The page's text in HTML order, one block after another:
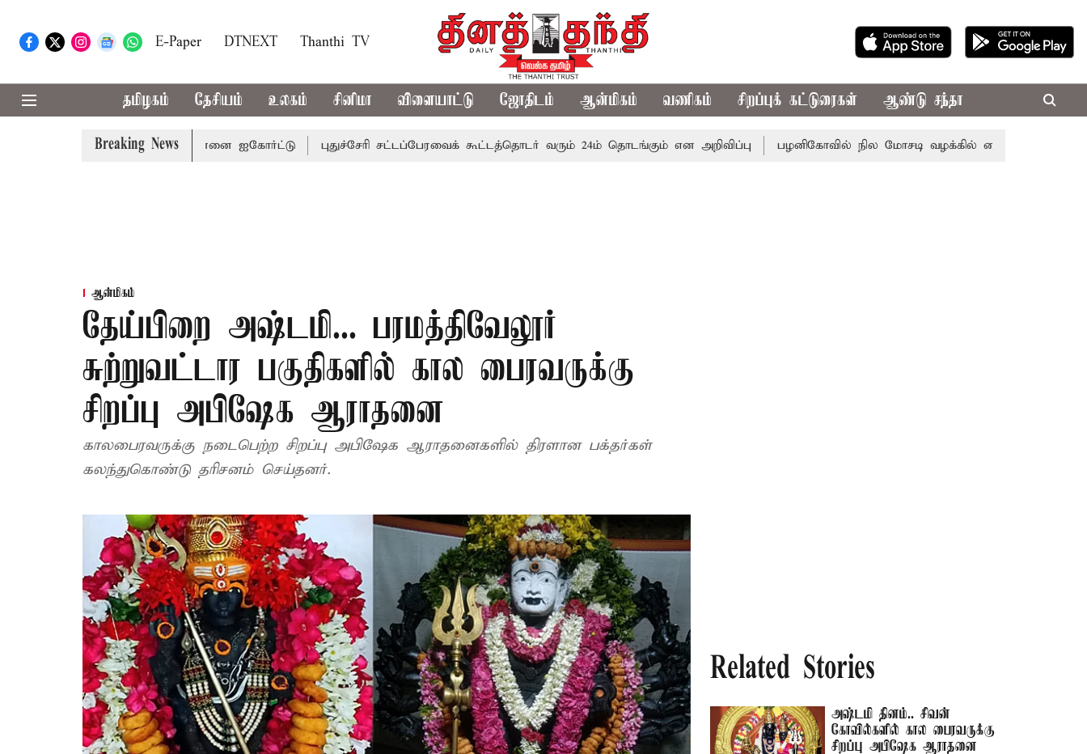
E-Paper DTNEXT Thanthi TV
தமிழகம் தேசியம் உலகம் சினிமா விளையாட்டு ஜோதிடம் ஆன்மிகம் வணிகம் சிறப்புக் கட்டுரைகள் ஆண்டு சந்தா
Breaking News
புகார் அளிக்கலாம் - சென்னை ஐகோர்ட்டு புதுச்சேரி சட்டப்பேரவைக் கூட்டத்தொடர் வரும் 24ம் தொடங்கும் என அறிவிப்பு பழனிகோவில் நில மோசடி வழக்கில் கைதான ஜஸ்டின்
ஆன்மிகம்
தேய்பிறை அஷ்டமி... பரமத்திவேலூர்
சுற்றுவட்டார பகுதிகளில் கால பைரவருக்கு
சிறப்பு அபிஷேக ஆராதனை
காலபைரவருக்கு நடைபெற்ற சிறப்பு அபிஷேக ஆராதனைகளில் திரளான பக்தர்கள்
கலந்துகொண்டு தரிசனம் செய்தனர்.
Related Stories
அஷ்டமி தினம்.. சிவன்
கோவில்களில் கால பைரவருக்கு
சிறப்பு அபிஷேக ஆராதனை